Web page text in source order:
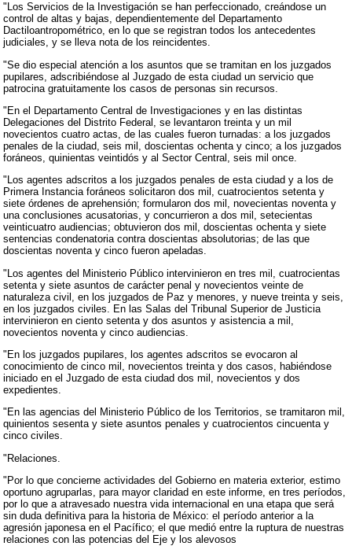
"Los Servicios de la Investigación se han perfeccionado, creándose un
control de altas y bajas, dependientemente del Departamento
Dactiloantropométrico, en lo que se registran todos los antecedentes
judiciales, y se lleva nota de los reincidentes.
"Se dio especial atención a los asuntos que se tramitan en los juzgados
pupilares, adscribiéndose al Juzgado de esta ciudad un servicio que
patrocina gratuitamente los casos de personas sin recursos.
"En el Departamento Central de Investigaciones y en las distintas
Delegaciones del Distrito Federal, se levantaron treinta y un mil
novecientos cuatro actas, de las cuales fueron turnadas: a los juzgados
penales de la ciudad, seis mil, doscientas ochenta y cinco; a los juzgados
foráneos, quinientas veintidós y al Sector Central, seis mil once.
"Los agentes adscritos a los juzgados penales de esta ciudad y a los de
Primera Instancia foráneos solicitaron dos mil, cuatrocientos setenta y
siete órdenes de aprehensión; formularon dos mil, novecientas noventa y
una conclusiones acusatorias, y concurrieron a dos mil, setecientas
veinticuatro audiencias; obtuvieron dos mil, doscientas ochenta y siete
sentencias condenatoria contra doscientas absolutorias; de las que
doscientas noventa y cinco fueron apeladas.
"Los agentes del Ministerio Público intervinieron en tres mil, cuatrocientas
setenta y siete asuntos de carácter penal y novecientos veinte de
naturaleza civil, en los juzgados de Paz y menores, y nueve treinta y seis,
en los juzgados civiles. En las Salas del Tribunal Superior de Justicia
intervinieron en ciento setenta y dos asuntos y asistencia a mil,
novecientos noventa y cinco audiencias.
"En los juzgados pupilares, los agentes adscritos se evocaron al
conocimiento de cinco mil, novecientos treinta y dos casos, habiéndose
iniciado en el Juzgado de esta ciudad dos mil, novecientos y dos
expedientes.
"En las agencias del Ministerio Público de los Territorios, se tramitaron mil,
quinientos sesenta y siete asuntos penales y cuatrocientos cincuenta y
cinco civiles.
"Relaciones.
"Por lo que concierne actividades del Gobierno en materia exterior, estimo
oportuno agruparlas, para mayor claridad en este informe, en tres períodos,
por lo que a atravesado nuestra vida internacional en una etapa que será
sin duda definitiva para la historia de México: el período anterior a la
agresión japonesa en el Pacífico; el que medió entre la ruptura de nuestras
relaciones con las potencias del Eje y los alevosos